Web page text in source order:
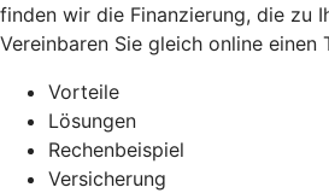
finden wir die Finanzierung, die zu
Vereinbaren Sie gleich online einen
Vorteile
Lösungen
Rechenbeispiel
Versicherung